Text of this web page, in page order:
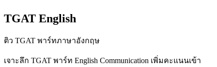
TGAT English
ติว TGAT พาร์ทภาษาอังกฤษ
เจาะลึก TGAT พาร์ท English Communication เพิ่มคะแนนเข้า